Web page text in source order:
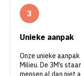
Unieke aanpak
Onze unieke
Milieu. De 3M’s
mensen al dan niet